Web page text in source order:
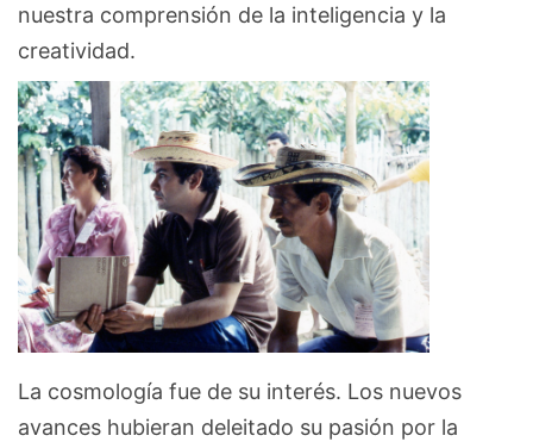
nuestra comprensión de la inteligencia y la
creatividad.
La cosmología fue de su interés. Los nuevos
avances hubieran deleitado su pasión por la